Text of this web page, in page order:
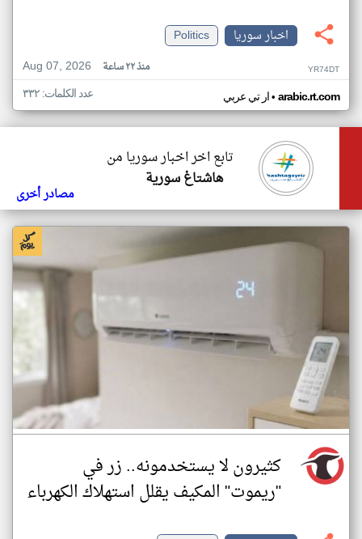
اخبار سوريا
Politics
Aug 07, 2026
منذ ٢٢ ساعة YR74DT
ار تي عربي• arabic.rt.com عدد الكلمات: ٣٣٢
تابع اخر اخبار سوريا من
هاشتاغ سورية
مصادر أخرى
كثيرون لا يستخدمونه.. زر في
"ريموت" المكيف يقلل استهلاك الكهرباء